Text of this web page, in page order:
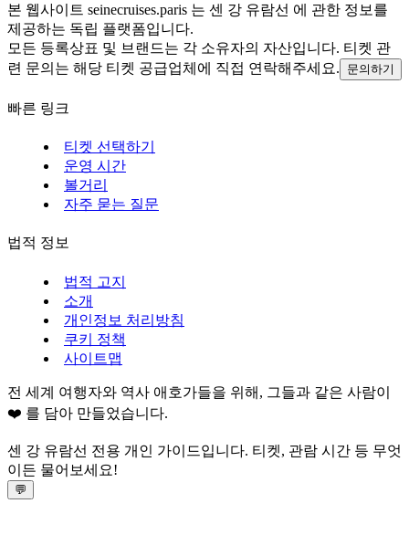
본 웹사이트 seinecruises.paris 는 센 강 유람선 에 관한 정보를
제공하는 독립 플랫폼입니다.
모든 등록상표 및 브랜드는 각 소유자의 자산입니다. 티켓 관
련 문의는 해당 티켓 공급업체에 직접 연락해주세요.
문의하기
빠른 링크
티켓 선택하기
운영 시간
볼거리
자주 묻는 질문
법적 정보
법적 고지
소개
개인정보 처리방침
쿠키 정책
사이트맵
전 세계 여행자와 역사 애호가들을 위해, 그들과 같은 사람이
❤️ 를 담아 만들었습니다.
센 강 유람선 전용 개인 가이드입니다. 티켓, 관람 시간 등 무엇
이든 물어보세요!
💬